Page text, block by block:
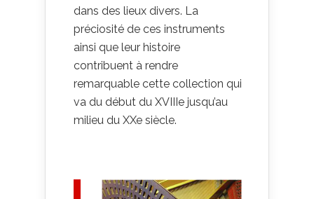
dans des lieux divers. La
préciosité de ces instruments
ainsi que leur histoire
contribuent à rendre
remarquable cette collection qui
va du début du XVIIIe jusqu’au
milieu du XXe siècle.